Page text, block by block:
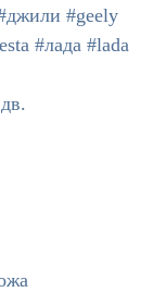
#geely
#лада #lada